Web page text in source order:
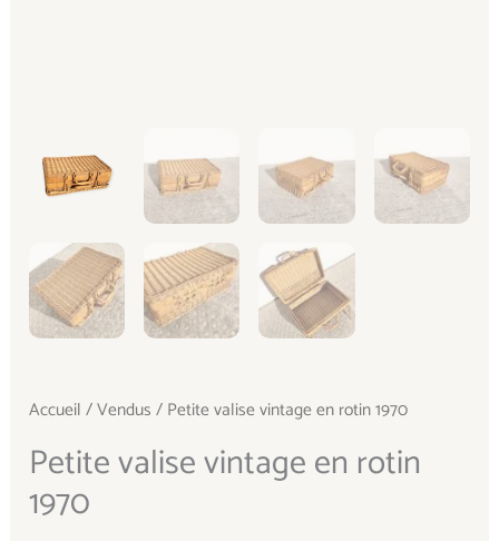
Accueil /Vendus / Petite valise vintage en rotin 1970
Petite valise vintage en rotin
1970